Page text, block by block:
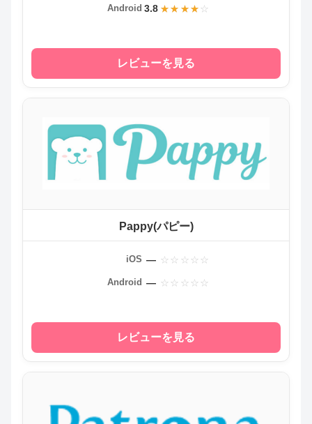
Android 3.8
レビューを見る
Pappy(パピー)
iOS —
Android —
レビューを見る